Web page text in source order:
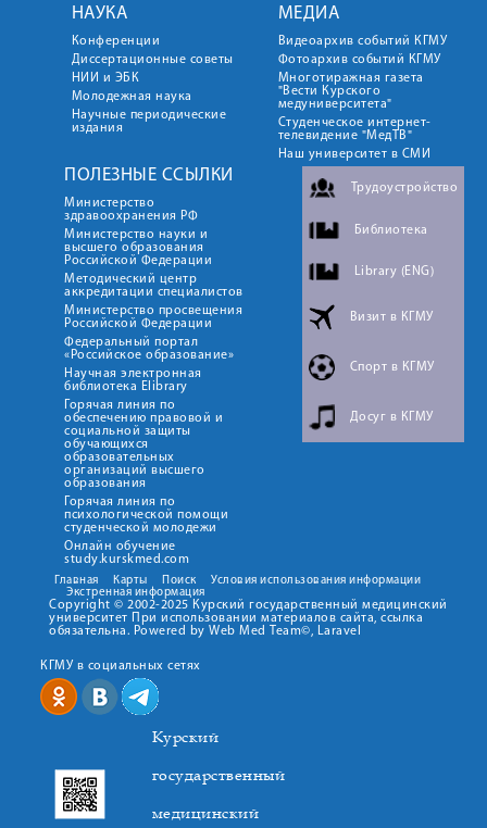
НАУКА
Конференции
Диссертационные советы
НИИ и ЭБК
Молодежная наука
Научные периодические
издания
МЕДИА
Видеоархив событий КГМУ
Фотоархив событий КГМУ
Многотиражная газета
"Вести Курского
медуниверситета"
Студенческое интернет-
телевидение "МедТВ"
Наш университет в СМИ
ПОЛЕЗНЫЕ ССЫЛКИ
Министерство
здравоохранения РФ
Министерство науки и
высшего образования
Российской Федерации
Методический центр
аккредитации специалистов
Министерство просвещения
Российской Федерации
Федеральный портал
«Российское образование»
Научная электронная
библиотека Elibrary
Горячая линия по
обеспечению правовой и
социальной защиты
обучающихся
образовательных
организаций высшего
образования
Горячая линия по
психологической помощи
студенческой молодежи
Онлайн обучение
study.kurskmed.com
Трудоустройство
Библиотека
Library (ENG)
Визит в КГМУ
Спорт в КГМУ
Досуг в КГМУ
Главная Карты Поиск
Условия использования информации
Экстренная информация
Copyright © 2002-2025 Курский государственный медицинский
университет При использовании материалов сайта, ссылка
обязательна. Powered by Web Med Team©, Laravel
КГМУ в социальных сетях
Курский
государственный
медицинский